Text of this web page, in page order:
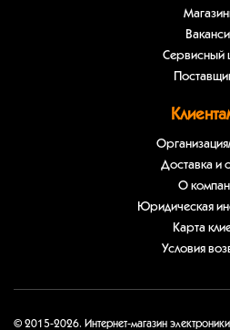
Сервисный
Доставка и
О
Юридическая
Карта
Условия
© 2015-2026. Интернет-магазин